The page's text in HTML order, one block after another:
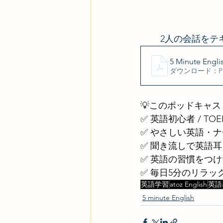
2人の会話をテ
5 Minute
ダウンロード：
💡このポッドキャ
✅ 英語初心者 /
✅ やさしい英語・
✅ 聞き流しで英語
✅ 英語の習慣をつ
✅ 毎日5分のリラッ
英語学習 atoz English英
5 minute English